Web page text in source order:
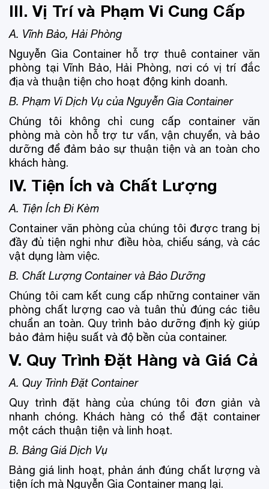
III. Vị Trí và Phạm Vi Cung Cấp
A. Vĩnh Bảo, Hải Phòng
Nguyễn Gia Container hỗ trợ thuê container văn
phòng tại Vĩnh Bảo, Hải Phòng, nơi có vị trí đắc
địa và thuận tiện cho hoạt động kinh doanh.
B. Phạm Vi Dịch Vụ của Nguyễn Gia Container
Chúng tôi không chỉ cung cấp container văn
phòng mà còn hỗ trợ tư vấn, vận chuyển, và bảo
dưỡng để đảm bảo sự thuận tiện và an toàn cho
khách hàng.
IV. Tiện Ích và Chất Lượng
A. Tiện Ích Đi Kèm
Container văn phòng của chúng tôi được trang bị
đầy đủ tiện nghi như điều hòa, chiếu sáng, và các
vật dụng làm việc.
B. Chất Lượng Container và Bảo Dưỡng
Chúng tôi cam kết cung cấp những container văn
phòng chất lượng cao và tuân thủ đúng các tiêu
chuẩn an toàn. Quy trình bảo dưỡng định kỳ giúp
bảo đảm hiệu suất và độ bền của container.
V. Quy Trình Đặt Hàng và Giá Cả
A. Quy Trình Đặt Container
Quy trình đặt hàng của chúng tôi đơn giản và
nhanh chóng. Khách hàng có thể đặt container
một cách thuận tiện và linh hoạt.
B. Bảng Giá Dịch Vụ
Bảng giá linh hoạt, phản ánh đúng chất lượng và
tiện ích mà Nguyễn Gia Container mang lại.